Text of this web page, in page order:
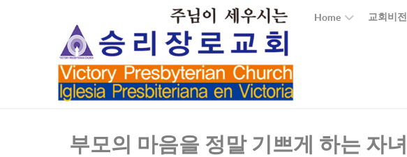
Home 교회비전
부모의 마음을 정말 기쁘게 하는 자녀